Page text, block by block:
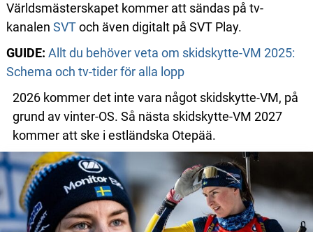
Världsmästerskapet kommer att sändas på tv-
kanalen SVToch även digitalt på SVT Play.
GUIDE: Allt du behöver veta om skidskytte-VM 2025:
Schema och tv-tider för alla lopp
2026 kommer det inte vara något skidskytte-VM, på
grund av vinter-OS. Så nästa skidskytte-VM 2027
kommer att ske i estländska Otepää.